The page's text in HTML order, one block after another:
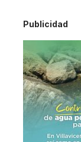
Publicidad